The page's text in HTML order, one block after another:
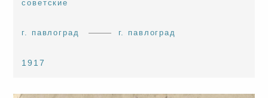
советские
г. павлоград г. павлоград
1917